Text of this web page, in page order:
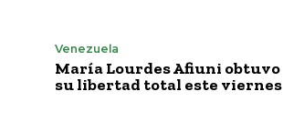
Venezuela
María Lourdes Afiuni obtuvo
su libertad total este viernes